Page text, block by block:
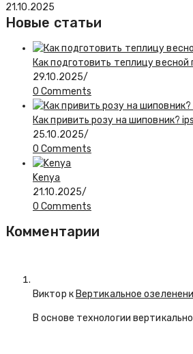
21.10.2025
Новые статьи
Как подготовить теплицу весной
29.10.2025/
0 Comments
Как привить розу на шиповник?
25.10.2025/
0 Comments
Kenya
21.10.2025/
0 Comments
Комментарии
Виктор к Вертикальное
В основе технологии